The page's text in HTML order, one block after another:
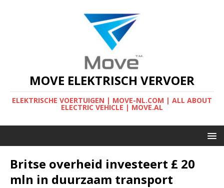
MOVE ELEKTRISCH VERVOER
ELEKTRISCHE VOERTUIGEN | MOVE-NL.COM | ALL ABOUT
ELECTRIC VEHICLE | MOVE.AL
Britse overheid investeert £ 20
mln in duurzaam transport